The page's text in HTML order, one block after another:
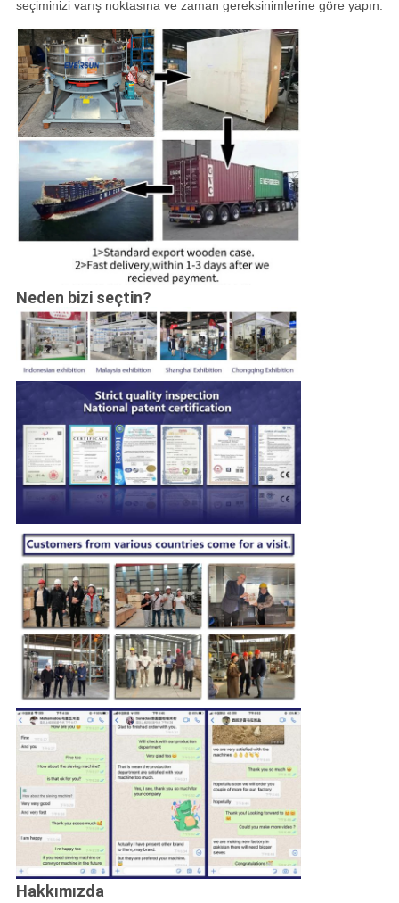
seçiminizi varış noktasına ve zaman gereksinimlerine göre yapın.
Neden bizi seçtin?
Hakkımızda